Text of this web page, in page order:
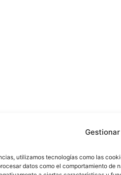
utilizamos tecnologías como las
datos como el comportamiento